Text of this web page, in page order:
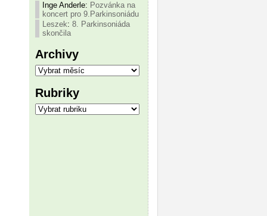
Inge Anderle: Pozvánka na
koncert pro 9.Parkinsoniádu
Leszek: 8. Parkinsoniáda
skončila
Archivy
Archivy
Rubriky
Rubriky